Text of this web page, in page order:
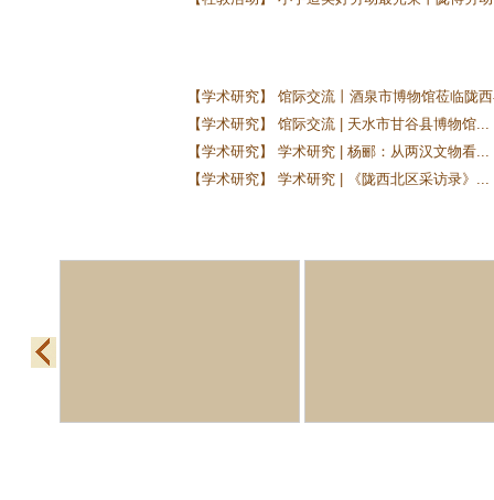
【学术研究】 馆际交流丨酒泉市博物馆莅临陇
【学术研究】 馆际交流 | 天水市甘谷县博物馆...
【学术研究】 学术研究 | 杨郦：从两汉文物看...
【学术研究】 学术研究 | 《陇西北区采访录》...